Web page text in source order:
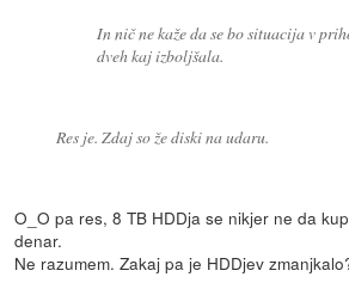
In nič ne kaže da se bo situacija v
dveh kaj izboljšala.
Res je. Zdaj so že diski na udaru.
O_O pa res, 8 TB HDDja se nikjer ne da
denar.
Ne razumem. Zakaj pa je HDDjev